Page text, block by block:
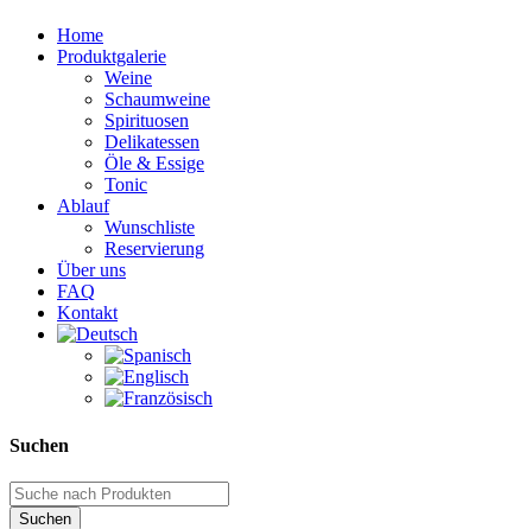
Home
Produktgalerie
Weine
Schaumweine
Spirituosen
Delikatessen
Öle & Essige
Tonic
Ablauf
Wunschliste
Reservierung
Über uns
FAQ
Kontakt
Suchen